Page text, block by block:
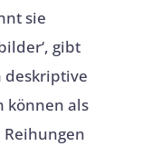
sie
gibt
deskriptive
können als